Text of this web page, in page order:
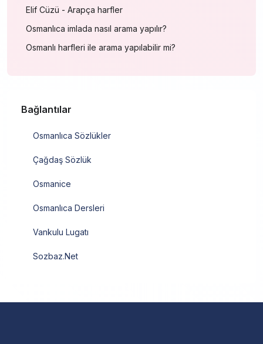
Elif Cüzü - Arapça harfler
Osmanlıca imlada nasıl arama yapılır?
Osmanlı harfleri ile arama yapılabilir mi?
Bağlantılar
Osmanlıca Sözlükler
Çağdaş Sözlük
Osmanice
Osmanlıca Dersleri
Vankulu Lugatı
Sozbaz.Net